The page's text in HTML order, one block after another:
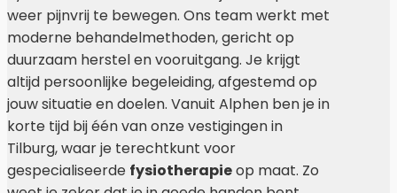
weer pijnvrij te bewegen. Ons team werkt met
moderne behandelmethoden, gericht op
duurzaam herstel en vooruitgang. Je krijgt
altijd persoonlijke begeleiding, afgestemd op
jouw situatie en doelen. Vanuit Alphen ben je in
korte tijd bij één van onze vestigingen in
Tilburg, waar je terechtkunt voor
gespecialiseerde fysiotherapieop maat. Zo